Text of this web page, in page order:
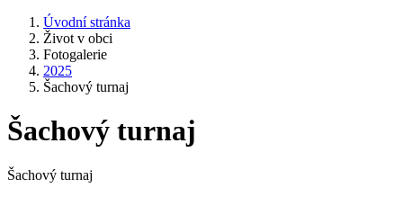
Úvodní stránka
Život v obci
Fotogalerie
2025
Šachový turnaj
Šachový turnaj
Šachový turnaj